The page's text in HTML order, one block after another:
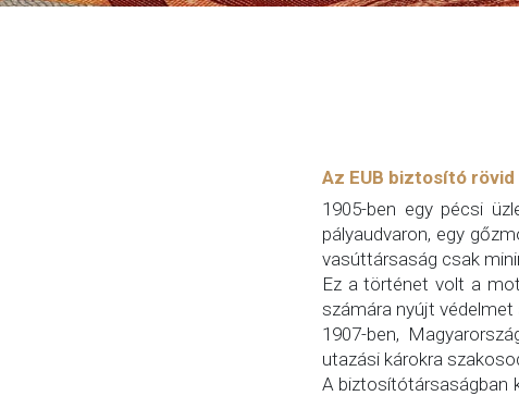
Az EUB biztosító
1905-ben egy pécsi
pályaudvaron, egy
vasúttársaság csak
Ez a történet volt a
számára nyújt
1907-ben,
utazási károkra
A biztosítótársaságban